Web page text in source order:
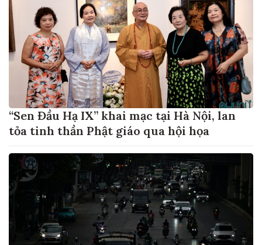
“Sen Đầu Hạ IX” khai mạc tại Hà Nội, lan
tỏa tinh thần Phật giáo qua hội họa